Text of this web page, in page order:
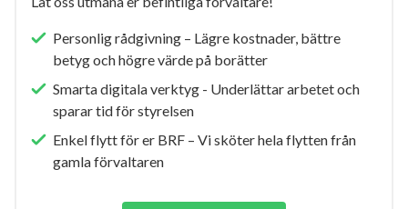
Personlig rådgivning – Lägre kostnader, bättre
betyg och högre värde på borätter
Smarta digitala verktyg - Underlättar arbetet och
sparar tid för styrelsen
Enkel flytt för er BRF – Vi sköter hela flytten från
gamla förvaltaren